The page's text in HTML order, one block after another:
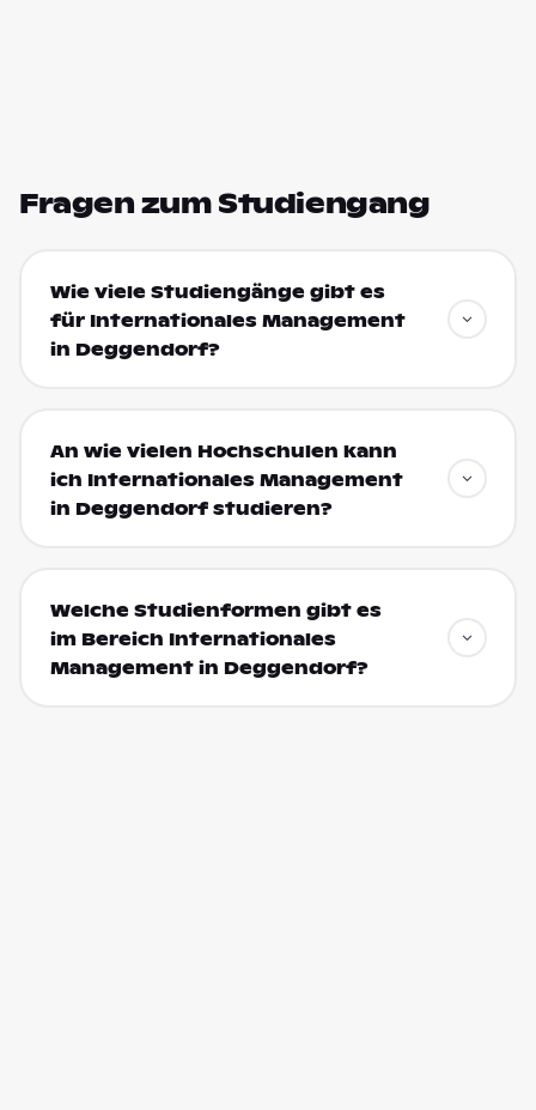
Fragen zum Studiengang
Wie viele Studiengänge gibt es
für Internationales Management
in Deggendorf?
An wie vielen Hochschulen kann
ich Internationales Management
in Deggendorf studieren?
Welche Studienformen gibt es
im Bereich Internationales
Management in Deggendorf?